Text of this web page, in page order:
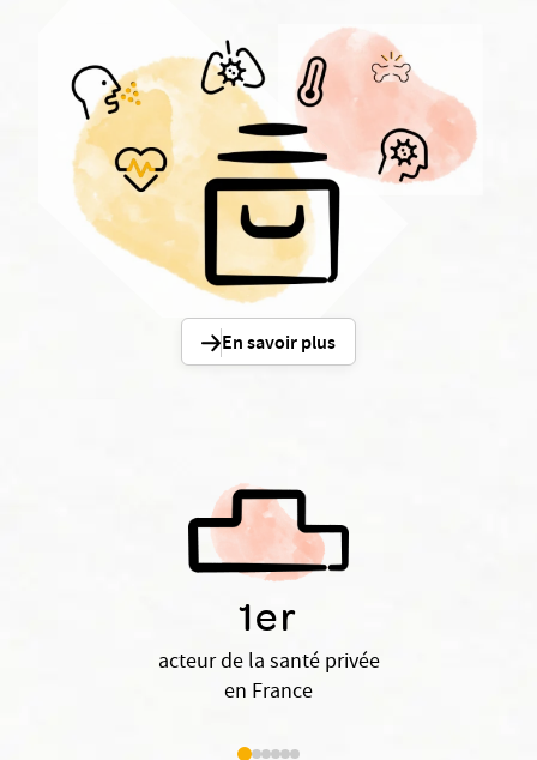
En savoir plus
1er
acteur de la santé privée
en France